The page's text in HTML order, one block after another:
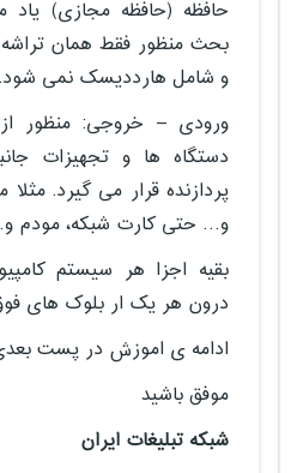
حافظه (حافظه مجازی)
بحث منظور فقط همان
و شامل هارددیسک نمی شود.
ورودی – خروجی: منظور
دستگاه ها و تجهیزات
پردازنده قرار می گیرد.
و… حتی کارت شبکه، مودم
بقیه اجزا هر سیستم
درون هر یک ار بلوک های
ادامه ی اموزش در پست
موفق باشید
شبکه تبلیغات ایران